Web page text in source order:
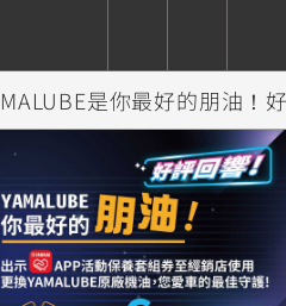
Sport
Heritage
MT-
XSR
AdventureFamily
Limi BW'S
AXIS
瀏覽紀錄
是你最好的朋油！